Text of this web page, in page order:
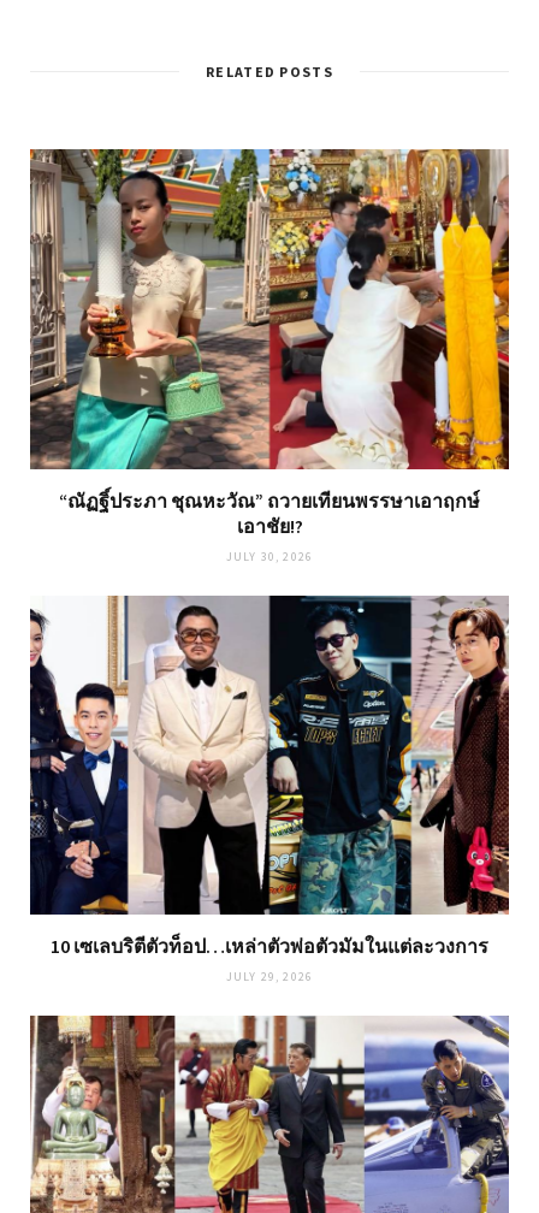
RELATED POSTS
“ณัฏฐิ์ประภา ชุณหะวัณ” ถวายเทียนพรรษาเอาฤกษ์
เอาชัย!?
JULY 30, 2026
10 เซเลบริตีตัวท็อป…เหล่าตัวพ่อตัวมัมในแต่ละวงการ
JULY 29, 2026